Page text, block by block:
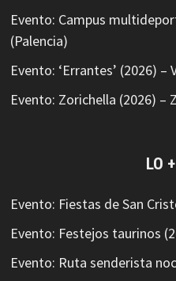
Evento: Campus
(Palencia)
Evento: ‘Errantes’ (2026) –
Evento: Zorichella (2026) –
LO
Evento: Fiestas de San
Evento: Festejos taurinos
Evento: Ruta senderista